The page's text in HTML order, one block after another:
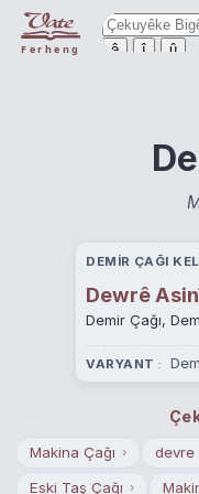
Ferheng ê î û
DEMIR ÇAĞI
Dewrê
Demir Çağı,
VARYANT
Makina Çağı › devre
Eski Taş Çağı ›